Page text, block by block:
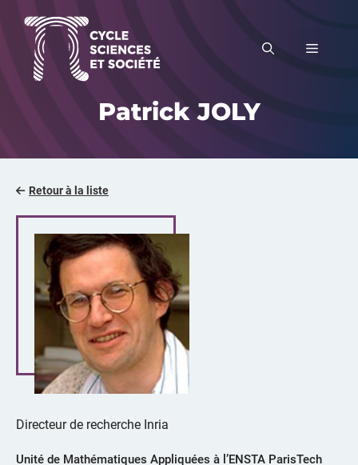
contenu
MENU
Patrick JOLY
Retour à la liste
Directeur de recherche Inria
Unité de Mathématiques Appliquées à l’ENSTA ParisTech